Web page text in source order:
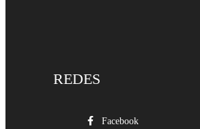
REDES
Facebook